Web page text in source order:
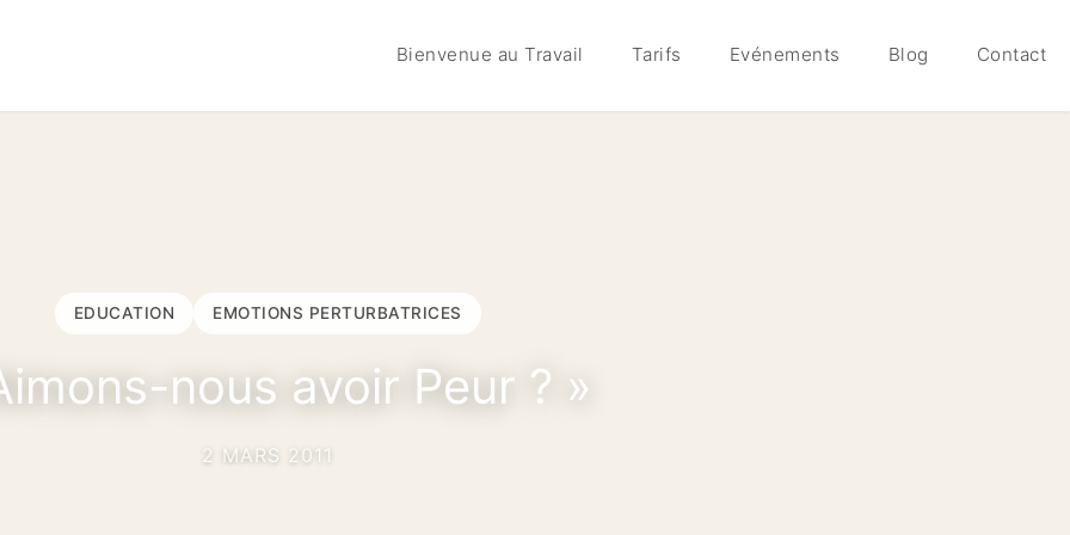
Bienvenue au Travail Tarifs Evénements Blog Contact
EDUCATION EMOTIONS PERTURBATRICES
nous avoir Peur ? »
2 MARS 2011